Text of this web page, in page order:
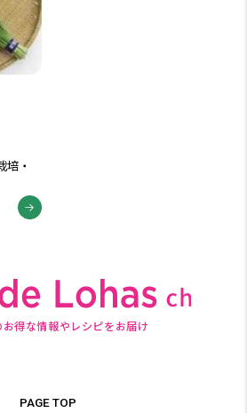
培・
お得な情報やレシピをお届け
PAGE TOP